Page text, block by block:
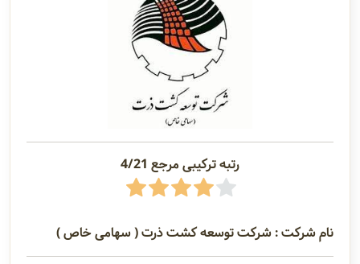
رتبه ترکیبی مرجع 4/21
نام شرکت : شرکت توسعه کشت ذرت ( سهامی خاص )